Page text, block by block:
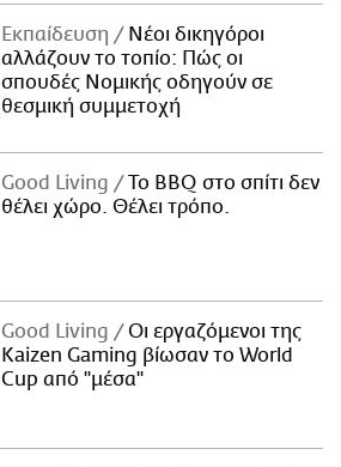
Εκπαίδευση
Νέοι δικηγόροι
αλλάζουν το τοπίο: Πώς οι
σπουδές Νομικής οδηγούν σε
θεσμική συμμετοχή
Good Living
Το BBQ στο σπίτι δεν
θέλει χώρο. Θέλει τρόπο.
Good Living
Οι εργαζόμενοι της
Kaizen Gaming βίωσαν το World
Cup από "μέσα"